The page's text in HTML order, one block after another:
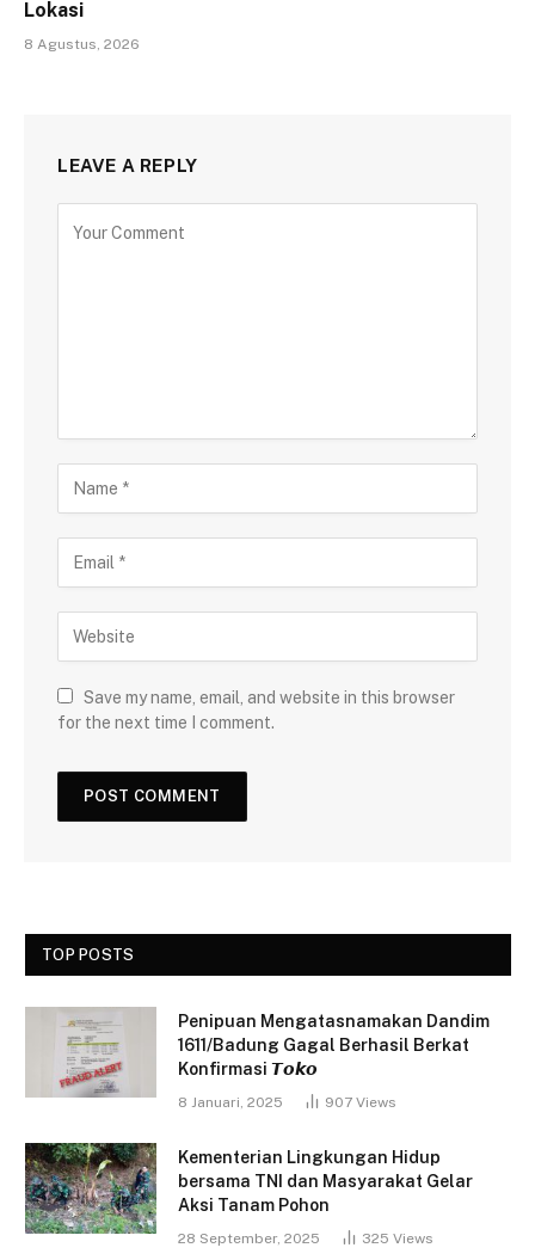
Lokasi
8 Agustus, 2026
LEAVE A REPLY
Save my name, email, and website in this browser
for the next time I comment.
TOP POSTS
Penipuan Mengatasnamakan Dandim
1611/Badung Gagal Berhasil Berkat
Konfirmasi 𝙏𝙤𝙠𝙤
8 Januari, 2025 907 Views
Kementerian Lingkungan Hidup
bersama TNI dan Masyarakat Gelar
Aksi Tanam Pohon
28 September, 2025 325 Views